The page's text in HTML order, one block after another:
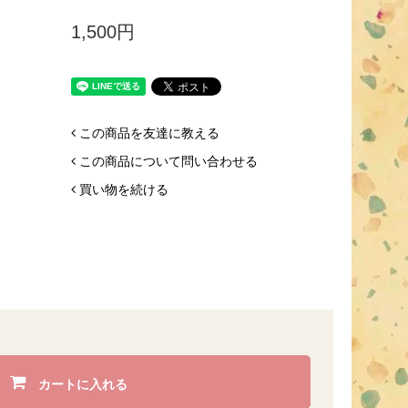
1,500円
この商品を友達に教える
この商品について問い合わせる
買い物を続ける
カートに入れる